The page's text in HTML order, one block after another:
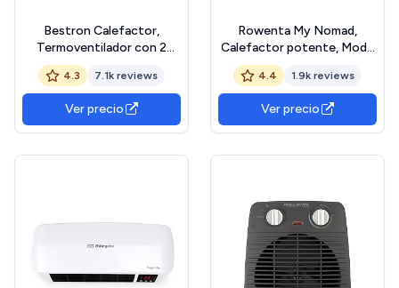
Bestron Calefactor,
Termoventilador con 2
niveles de potencia, incl.
protección antivuelco y
contra
sobrecalentamiento, para
habitaciones de hasta 20
4.3 7.1k reviews
Ver precio
Rowenta My Nomad,
Calefactor potente, Modo
turbo 1800W, Modo Eco
900W, Diseño compacto,
Silencioso, Fácil de
transportar, SO8231F0
4.4 1.9k reviews
Ver precio